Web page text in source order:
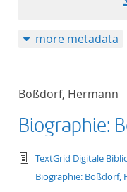
more metadata
Boßdorf, Hermann
Biographie:
text/
TextGrid Digitale
Biographie: Boßdorf,